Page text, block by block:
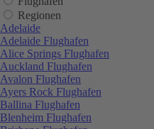
Regionen
Adelaide
Adelaide Flughafen
Alice Springs Flughafen
Auckland Flughafen
Avalon Flughafen
Ayers Rock Flughafen
Ballina Flughafen
Blenheim Flughafen